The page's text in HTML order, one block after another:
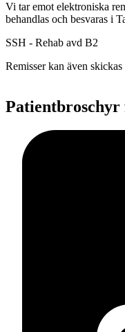
Vi tar emot elektroniska
behandlas och besvaras i
SSH - Rehab avd B2
Remisser kan även